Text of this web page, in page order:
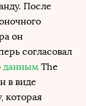
После
он
согласовал
данным The
в виде
которая